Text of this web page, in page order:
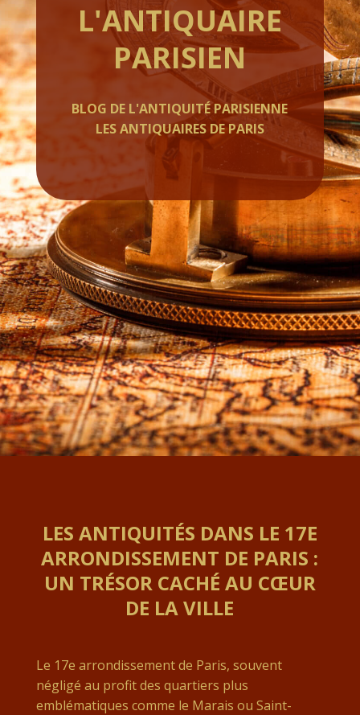
L'ANTIQUAIRE
PARISIEN
BLOG DE L'ANTIQUITÉ PARISIENNE
LES ANTIQUAIRES DE PARIS
LES ANTIQUITÉS DANS LE 17E
ARRONDISSEMENT DE PARIS :
UN TRÉSOR CACHÉ AU CŒUR
DE LA VILLE
Le 17e arrondissement de Paris, souvent
négligé au profit des quartiers plus
emblématiques comme le Marais ou Saint-